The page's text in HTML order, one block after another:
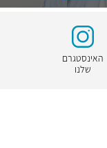
האינסטגרם
שלנו